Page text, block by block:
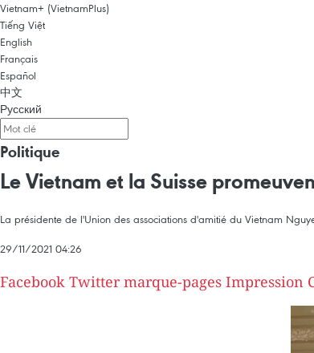
Vietnam+ (VietnamPlus)
Tiếng Việt
English
Français
Español
中文
Русский
Politique
Le Vietnam et la Suisse
La présidente de l'Union des associations d'amitié du Vietnam
29/11/2021 04:26
Facebook Twitter marque-pages Impression